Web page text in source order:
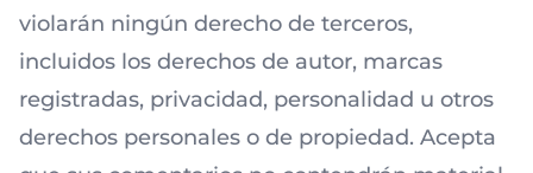
violarán ningún derecho de terceros,
incluidos los derechos de autor, marcas
registradas, privacidad, personalidad u otros
derechos personales o de propiedad. Acepta